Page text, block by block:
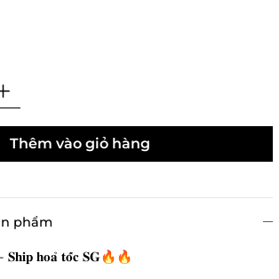
Thêm vào giỏ hàng
phẩm
𝐒𝐡𝐢𝐩 𝐡𝐨𝐚̉ 𝐭𝐨̂́𝐜 𝐒𝐆🔥🔥